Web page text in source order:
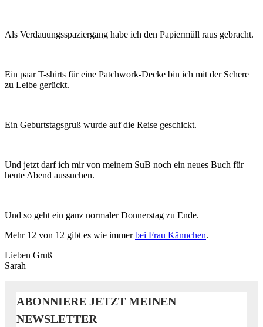
Als Verdauungsspaziergang habe ich den Papiermüll raus gebracht.
Ein paar T-shirts für eine Patchwork-Decke bin ich mit der Schere
zu Leibe gerückt.
Ein Geburtstagsgruß wurde auf die Reise geschickt.
Und jetzt darf ich mir von meinem SuB noch ein neues Buch für
heute Abend aussuchen.
Und so geht ein ganz normaler Donnerstag zu Ende.
Mehr 12 von 12 gibt es wie immerbei Frau Kännchen.
Lieben Gruß
Sarah
ABONNIERE JETZT MEINEN
NEWSLETTER